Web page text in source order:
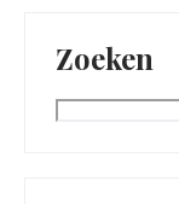
Zoeken